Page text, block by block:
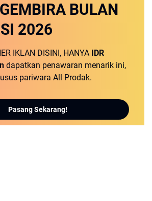
BULAN
2026
IKLAN DISINI, HANYA IDR
dapatkan penawaran menarik ini,
pariwara All Prodak.
Pasang Sekarang!